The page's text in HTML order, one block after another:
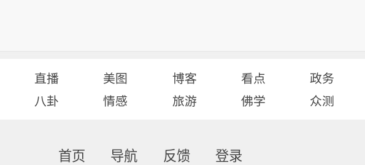
直播 美图 博客 看点
政务
八卦 情感 旅游 佛学 众测
首页 导航 反馈 登录